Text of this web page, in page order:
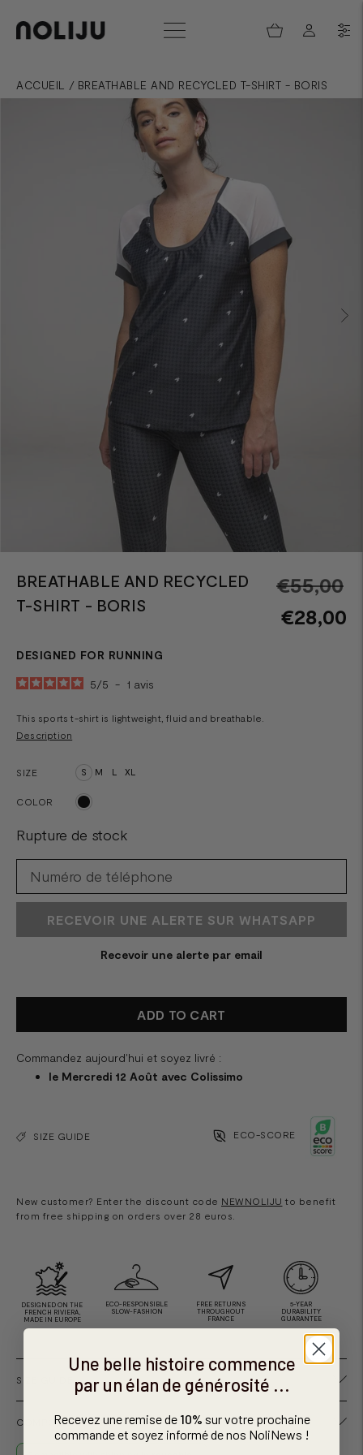
ACCUEIL / BREATHABLE AND RECYCLED T-SHIRT - BORIS
BREATHABLE AND RECYCLED
T-SHIRT - BORIS
€55,00
€28,00
DESIGNED FOR RUNNING
5/5 - 1 avis
This sports t-shirt is lightweight, fluid and breathable.
Description
SIZE S M L XL
COLOR
Rupture de stock
RECEVOIR UNE ALERTE SUR WHATSAPP
Recevoir une alerte par email
ADD TO CART
Commandez aujourd'hui et soyez livré :
le Mercredi 12 Août avec Colissimo
SIZE GUIDE ECO-SCORE
New customer? Enter the discount code NEWNOLIJU to benefit
from free shipping on orders over 28 euros.
DESIGNED ON THE
FRENCH RIVIERA,
MADE IN EUROPE
ECO-RESPONSIBLE
SLOW-FASHION
FREE RETURNS
THROUGHOUT
FRANCE
5-YEAR
DURABILITY
GUARANTEE
SIZE GUIDE
COMPOSITION AND CARE OF THE SPORTS T-SHIRT
Une belle histoire commence
par un élan de générosité ...
Recevez une remise de 10% sur votre prochaine
commande et soyez informé de nos NoliNews !